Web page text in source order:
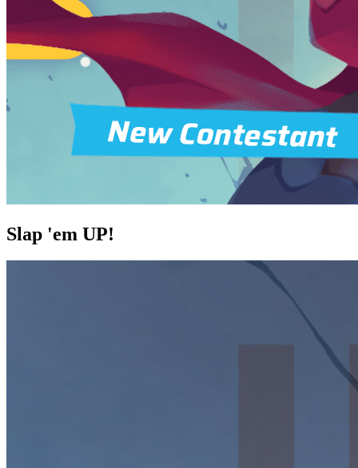
Slap 'em UP!